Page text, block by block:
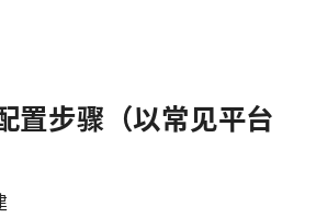
置步骤（以常见平台